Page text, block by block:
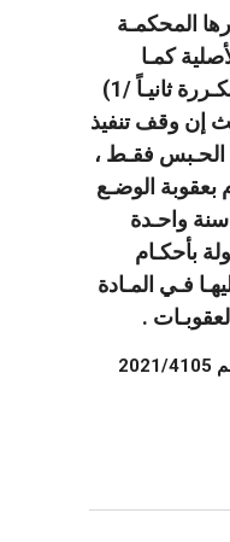
المحكمـة
كمـا
تقضـي بـذلك المادة (54 مكـررة ثانيـاً /1)
إن وقف تنفيذ
الحـبس فقـط ،
بعقوبة الوضـع
سنة واحـدة
بأحكـام
فـي المـادة